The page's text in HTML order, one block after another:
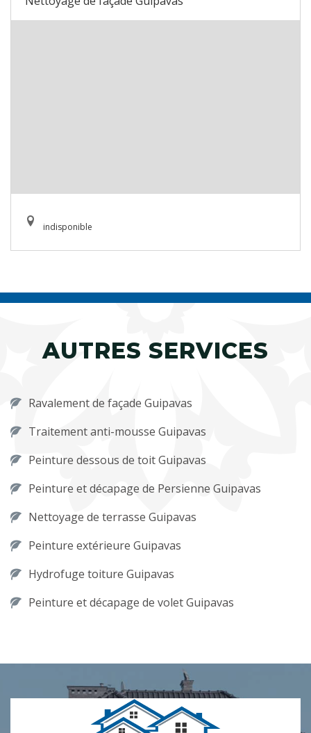
indisponible
AUTRES SERVICES
Ravalement de façade Guipavas
Traitement anti-mousse Guipavas
Peinture dessous de toit Guipavas
Peinture et décapage de Persienne Guipavas
Nettoyage de terrasse Guipavas
Peinture extérieure Guipavas
Hydrofuge toiture Guipavas
Peinture et décapage de volet Guipavas